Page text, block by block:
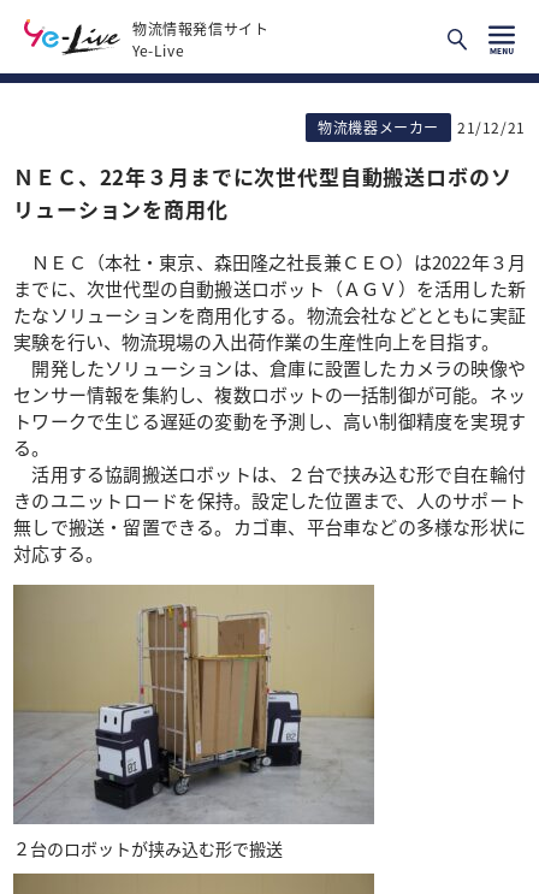
物流情報発信サイト
Ye-Live
物流機器メーカー 21/12/21
ＮＥＣ、22年３月までに次世代型自動搬送ロボのソ
リューションを商用化
ＮＥＣ（本社・東京、森田隆之社長兼ＣＥＯ）は2022年３月
までに、次世代型の自動搬送ロボット（ＡＧＶ）を活用した新
たなソリューションを商用化する。物流会社などとともに実証
実験を行い、物流現場の入出荷作業の生産性向上を目指す。
開発したソリューションは、倉庫に設置したカメラの映像や
センサー情報を集約し、複数ロボットの一括制御が可能。ネッ
トワークで生じる遅延の変動を予測し、高い制御精度を実現す
る。
活用する協調搬送ロボットは、２台で挟み込む形で自在輪付
きのユニットロードを保持。設定した位置まで、人のサポート
無しで搬送・留置できる。カゴ車、平台車などの多様な形状に
対応する。
２台のロボットが挟み込む形で搬送